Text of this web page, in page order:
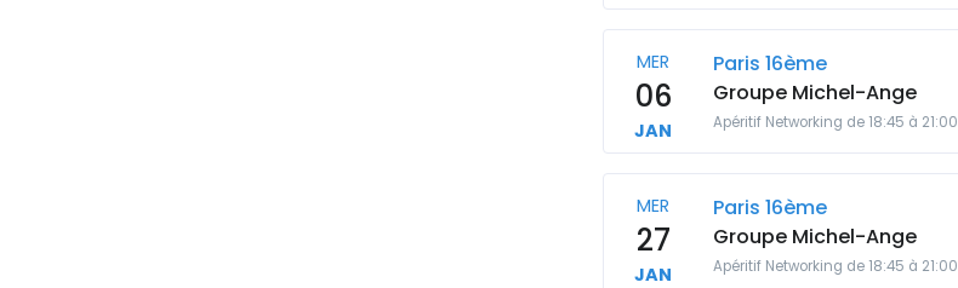
MER
06
JAN
Paris 16ème
Groupe Michel-Ange
Apéritif Networking de 18:45 à 21:00
MER
27
JAN
Paris 16ème
Groupe Michel-Ange
Apéritif Networking de 18:45 à 21:00